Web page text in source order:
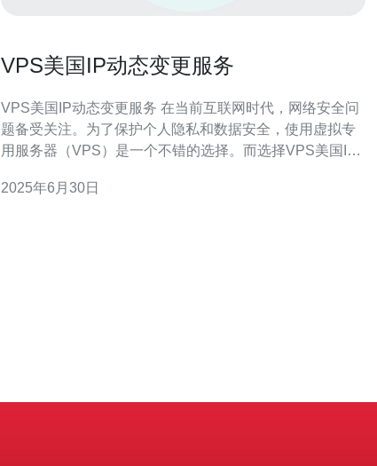
VPS美国IP动态变更服务
VPS美国IP动态变更服务 在当前互联网时代，网络安全问
题备受关注。为了保护个人隐私和数据安全，使用虚拟专
用服务器（VPS）是一个不错的选择。而选择VPS美国IP
IP动态变更服务是指在使用VPS时，可以随时更换IP地
2025年6月30日